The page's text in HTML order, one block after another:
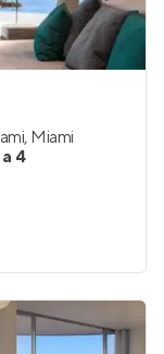
, Miami
a 4